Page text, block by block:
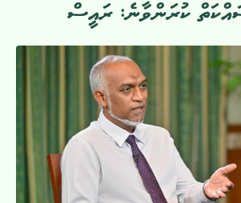
ކުރަންވާނެ: ރައީސް